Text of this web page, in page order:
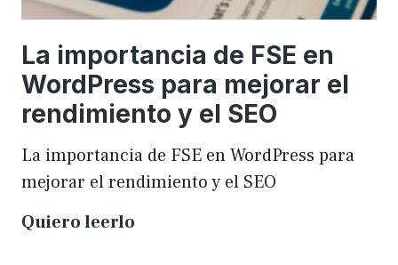
La importancia de FSE en
WordPress para mejorar el
rendimiento y el SEO
La importancia de FSE en WordPress para
mejorar el rendimiento y el SEO
Quiero leerlo